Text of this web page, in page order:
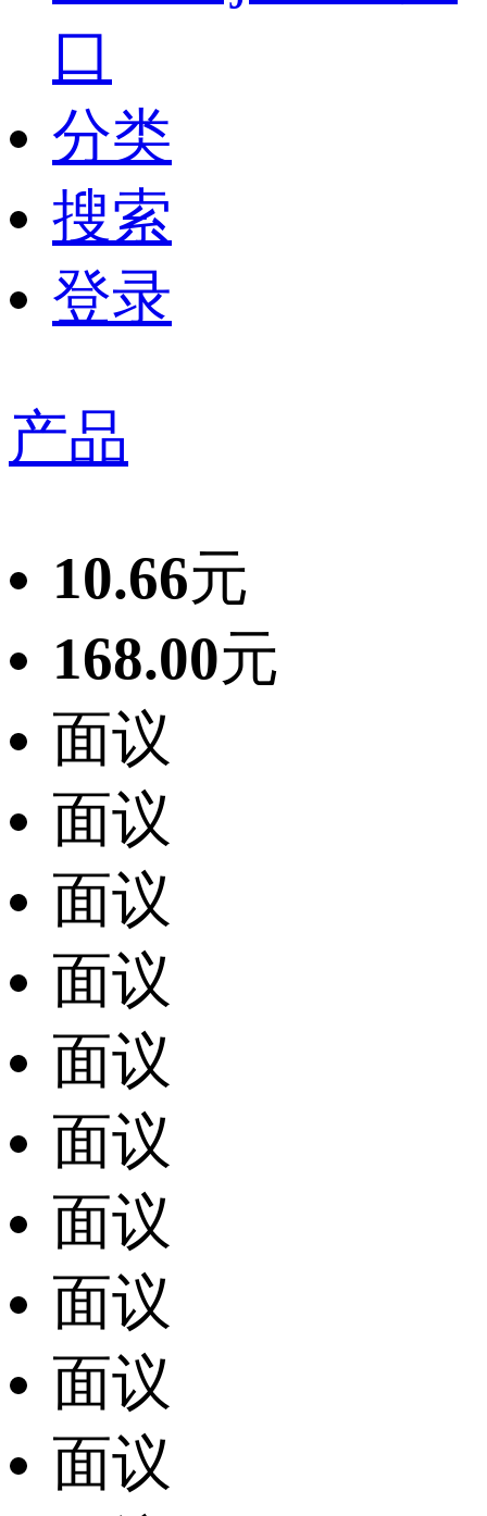
口
分类
搜索
登录
产品
10.66元
168.00元
面议
面议
面议
面议
面议
面议
面议
面议
面议
面议